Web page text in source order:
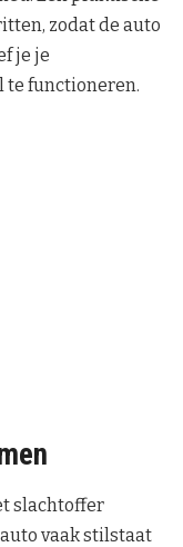
zodat de auto
je je
te functioneren.
slachtoffer
vaak stilstaat